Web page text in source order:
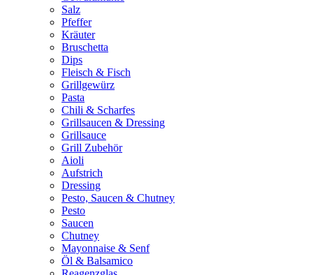
Salz
Pfeffer
Kräuter
Bruschetta
Dips
Fleisch & Fisch
Grillgewürz
Pasta
Chili & Scharfes
Grillsaucen & Dressing
Grillsauce
Grill Zubehör
Aioli
Aufstrich
Dressing
Pesto, Saucen & Chutney
Pesto
Saucen
Chutney
Mayonnaise & Senf
Öl & Balsamico